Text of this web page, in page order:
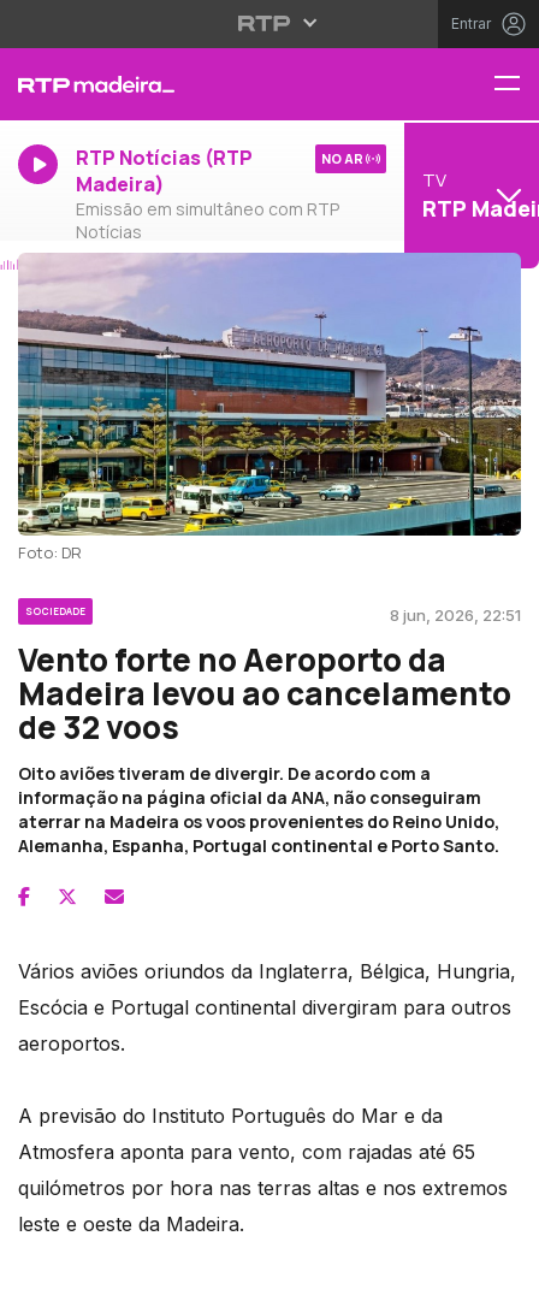
Entrar
RTP Notícias (RTP
Madeira)
Emissão em simultâneo com RTP
Notícias
NO AR
TV
RTP
Foto: DR
SOCIEDADE 8 jun, 2026, 22:51
Vento forte no Aeroporto da
Madeira levou ao cancelamento
de 32 voos
Oito aviões tiveram de divergir. De acordo com a
informação na página oficial da ANA, não conseguiram
aterrar na Madeira os voos provenientes do Reino Unido,
Alemanha, Espanha, Portugal continental e Porto Santo.
Vários aviões oriundos da Inglaterra, Bélgica, Hungria,
Escócia e Portugal continental divergiram para outros
aeroportos.
A previsão do Instituto Português do Mar e da
Atmosfera aponta para vento, com rajadas até 65
quilómetros por hora nas terras altas e nos extremos
leste e oeste da Madeira.